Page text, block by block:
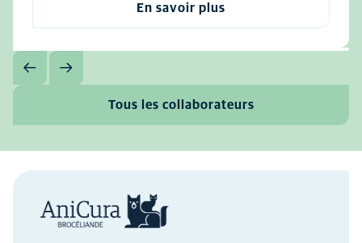
En savoir plus
Tous les collaborateurs